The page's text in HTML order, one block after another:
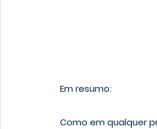
Em resumo:
Como em qualquer